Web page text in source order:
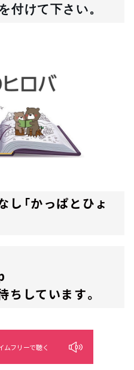
付けて下さい。
し「かっぱとひょ
ちしています。
ムフリーで聴く